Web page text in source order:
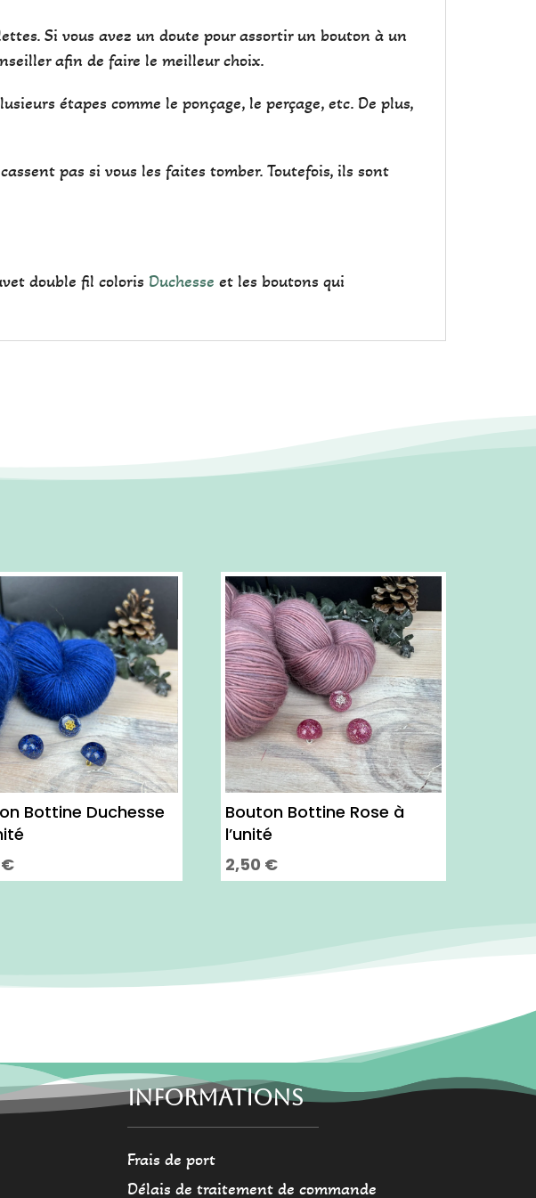
Si vous avez un doute pour assortir un bouton à un
afin de faire le meilleur choix.
étapes comme le ponçage, le perçage, etc. De plus,
pas si vous les faites tomber. Toutefois, ils sont
double fil coloris Duchesse et les boutons qui
Bottine Duchesse
€
Bouton Bottine Rose à
l’unité
2,50 €
INFORMATIONS
Frais de port
Délais de traitement de commande